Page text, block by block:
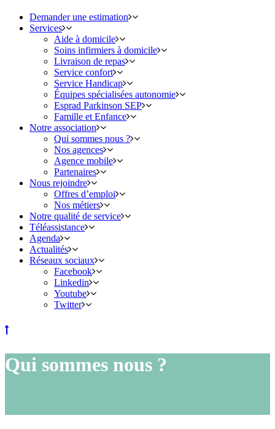
Demander une estimation
Services
Aide à domicile
Soins infirmiers à domicile
Livraison de repas
Service confort
Service Handicap
Équipes spécialisées autonomie
Esprad Parkinson SEP
Famille et Enfance
Notre association
Qui sommes nous ?
Nos agences
Agence mobile
Partenaires
Nous rejoindre
Offres d’emploi
Nos métiers
Notre qualité de service
Téléassistance
Agenda
Actualités
Réseaux sociaux
Facebook
Linkedin
Youtube
Twitter
Qui sommes nous ?